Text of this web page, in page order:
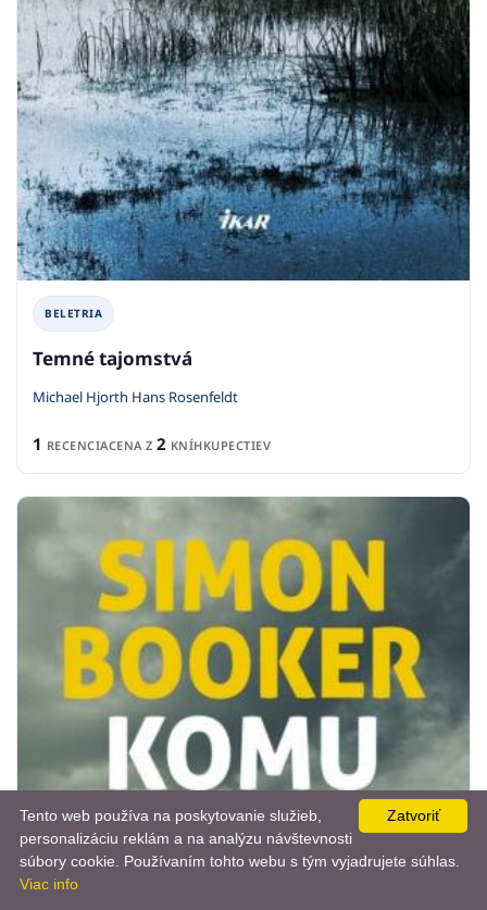
BELETRIA
Temné tajomstvá
Michael Hjorth Hans Rosenfeldt
1 RECENCIACENA Z 2 KNÍHKUPECTIEV
📨
Zatvoriť
Tento web používa na poskytovanie služieb,
personalizáciu reklám a na analýzu návštevnosti
súbory cookie. Používaním tohto webu s tým vyjadrujete súhlas.
Viac info